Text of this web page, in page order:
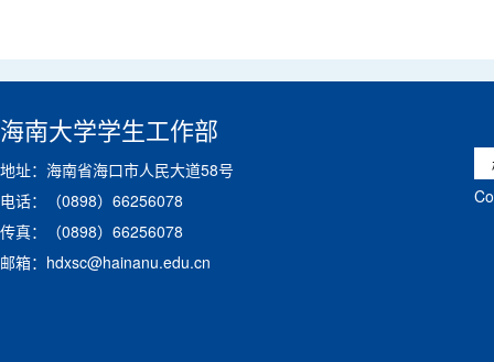
海南大学学生工作部
地址：海南省海口市人民大道58号
电话：（0898）66256078
传真：（0898）66256078
邮箱：hdxsc@hainanu.edu.cn